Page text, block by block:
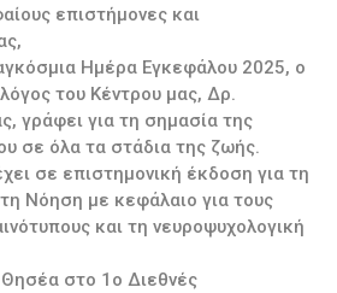
επιστήμονες και
Ημέρα Εγκεφάλου 2025, ο
του Κέντρου μας, Δρ.
γράφει για τη σημασία της
σε όλα τα στάδια της ζωής.
σε επιστημονική έκδοση για τη
Νόηση με κεφάλαιο για τους
και τη νευροψυχολογική
στο 1ο Διεθνές